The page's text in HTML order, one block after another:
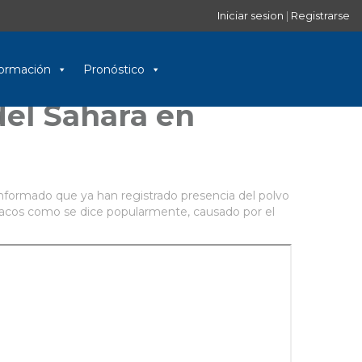
Iniciar sesion | Registrarse
Pronóstico
Sahara en
que ya han registrado presencia del polvo
como se dice popularmente, causado por el